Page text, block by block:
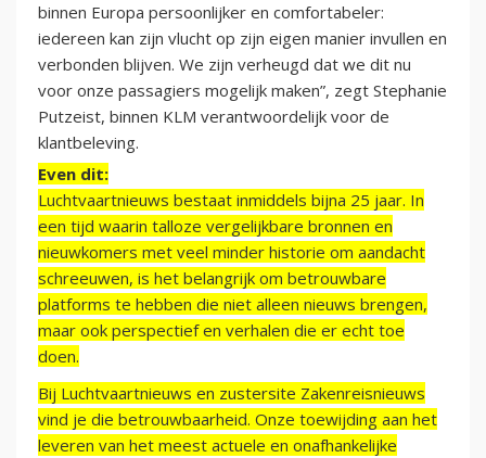
binnen Europa persoonlijker en comfortabeler:
iedereen kan zijn vlucht op zijn eigen manier invullen en
verbonden blijven. We zijn verheugd dat we dit nu
voor onze passagiers mogelijk maken”, zegt Stephanie
Putzeist, binnen KLM verantwoordelijk voor de
klantbeleving.
Even dit:
Luchtvaartnieuws bestaat inmiddels bijna 25 jaar. In
een tijd waarin talloze vergelijkbare bronnen en
nieuwkomers met veel minder historie om aandacht
schreeuwen, is het belangrijk om betrouwbare
platforms te hebben die niet alleen nieuws brengen,
maar ook perspectief en verhalen die er echt toe
doen.
Bij Luchtvaartnieuws en zustersite Zakenreisnieuws
vind je die betrouwbaarheid. Onze toewijding aan het
leveren van het meest actuele en onafhankelijke